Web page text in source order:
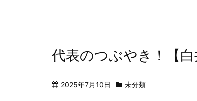
代表のつぶやき！【白
2025年7月10日 未分類